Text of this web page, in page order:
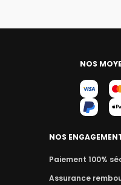
NOS
NOS
Paiement 100%
Assurance